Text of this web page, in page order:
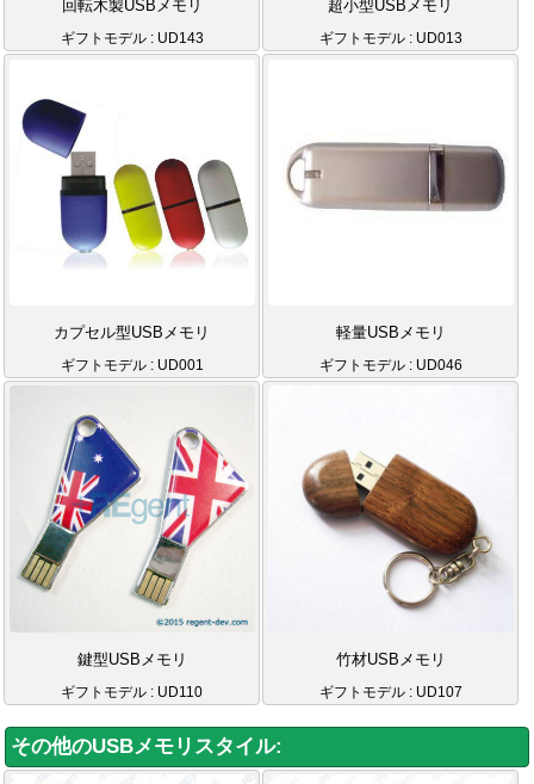
回転木製USBメモリ
ギフトモデル : UD143
超小型USBメモリ
ギフトモデル : UD013
カプセル型USBメモリ
ギフトモデル : UD001
軽量USBメモリ
ギフトモデル : UD046
鍵型USBメモリ
ギフトモデル : UD110
竹材USBメモリ
ギフトモデル : UD107
その他のUSBメモリスタイル: